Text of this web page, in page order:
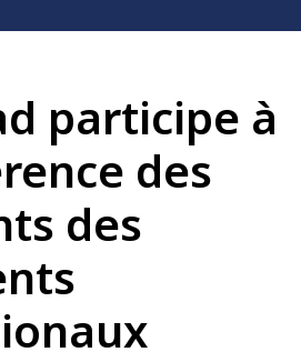
participe à
des
des